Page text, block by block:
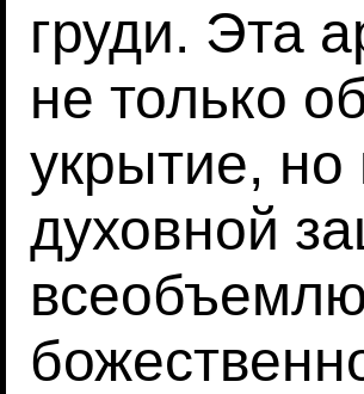
груди. Эта
не только
укрытие, но
духовной